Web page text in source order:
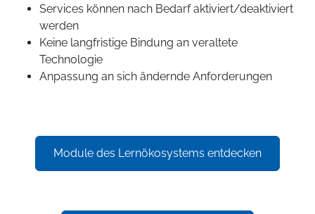
Services können nach Bedarf aktiviert/deaktiviert
werden
Keine langfristige Bindung an veraltete
Technologie
Anpassung an sich ändernde Anforderungen
Module des Lernökosystems entdecken